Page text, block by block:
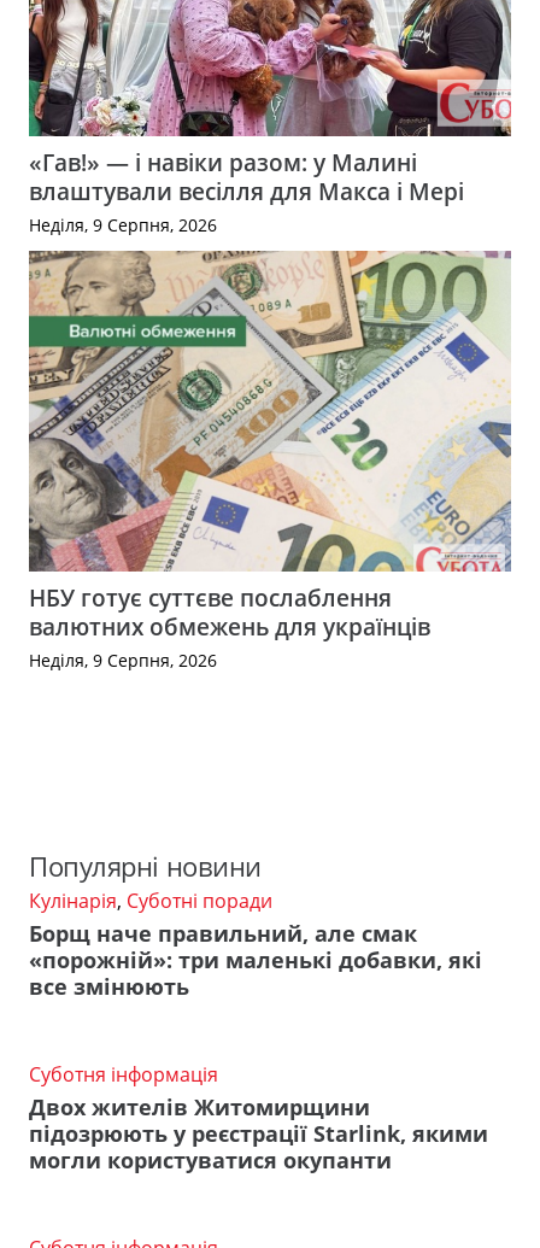
«Гав!» — і навіки разом: у Малині
влаштували весілля для Макса і Мері
Неділя, 9 Серпня, 2026
НБУ готує суттєве послаблення
валютних обмежень для українців
Неділя, 9 Серпня, 2026
Популярні новини
Кулінарія, Суботні поради
Борщ наче правильний, але смак
«порожній»: три маленькі добавки, які
все змінюють
Суботня інформація
Двох жителів Житомирщини
підозрюють у реєстрації Starlink, якими
могли користуватися окупанти